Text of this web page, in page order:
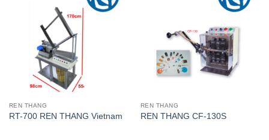
REN THANG
RT-700 REN THANG Vietnam
REN THANG
REN THANG CF-130S